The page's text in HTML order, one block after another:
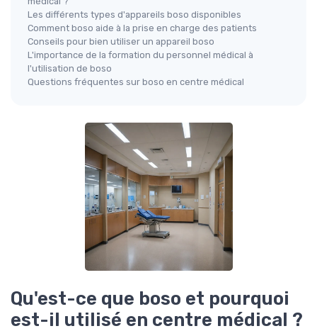
Les différents types d'appareils boso disponibles
Comment boso aide à la prise en charge des patients
Conseils pour bien utiliser un appareil boso
L'importance de la formation du personnel médical à
l'utilisation de boso
Questions fréquentes sur boso en centre médical
Qu'est-ce que boso et pourquoi
est-il utilisé en centre médical ?